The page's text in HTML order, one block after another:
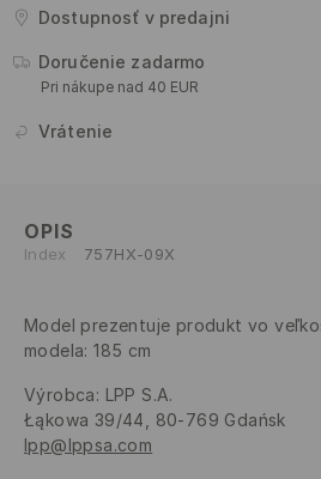
Dostupnosť v predajni
Doručenie zadarmo
Pri nákupe nad 40 EUR
Vrátenie
OPIS
Index 757HX-09X
Model prezentuje produkt vo
modela: 185 cm
Výrobca: LPP S.A.
Łąkowa 39/44, 80-769 Gdańsk
lpp@lppsa.com